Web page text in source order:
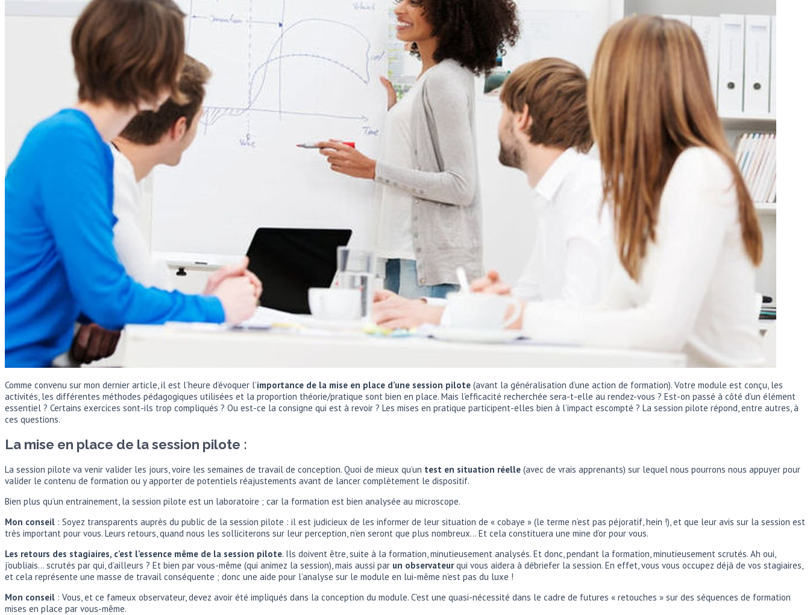
Comme convenu sur mon dernier article, il est l’heure d’évoquer l’importance de la mise en place d’une session pilote (avant la généralisation d’une action de formation). Votre module est conçu, les
activités, les différentes méthodes pédagogiques utilisées et la proportion théorie/pratique sont bien en place. Mais l’efficacité recherchée sera-t-elle au rendez-vous ? Est-on passé à côté d’un élément
essentiel ? Certains exercices sont-ils trop compliqués ? Ou est-ce la consigne qui est à revoir ? Les mises en pratique participent-elles bien à l’impact escompté ? La session pilote répond, entre autres, à
ces questions.
La mise en place de la session pilote :
La session pilote va venir valider les jours, voire les semaines de travail de conception. Quoi de mieux qu’un test en situation réelle (avec de vrais apprenants) sur lequel nous pourrons nous appuyer pour
valider le contenu de formation ou y apporter de potentiels réajustements avant de lancer complètement le dispositif.
Bien plus qu’un entrainement, la session pilote est un laboratoire ; car la formation est bien analysée au microscope.
Mon conseil : Soyez transparents auprès du public de la session pilote : il est judicieux de les informer de leur situation de « cobaye » (le terme n’est pas péjoratif, hein !), et que leur avis sur la session est
très important pour vous. Leurs retours, quand nous les solliciterons sur leur perception, n’en seront que plus nombreux… Et cela constituera une mine d’or pour vous.
Les retours des stagiaires, c’est l’essence même de la session pilote. Ils doivent être, suite à la formation, minutieusement analysés. Et donc, pendant la formation, minutieusement scrutés. Ah oui,
j’oubliais… scrutés par qui, d’ailleurs ? Et bien par vous-même (qui animez la session), mais aussi par un observateurqui vous aidera à débriefer la session. En effet, vous vous occupez déjà de vos stagiaires,
et cela représente une masse de travail conséquente ; donc une aide pour l’analyse sur le module en lui-même n’est pas du luxe !
Mon conseil : Vous, et ce fameux observateur, devez avoir été impliqués dans la conception du module. C’est une quasi-nécessité dans le cadre de futures « retouches » sur des séquences de formation
mises en place par vous-même.